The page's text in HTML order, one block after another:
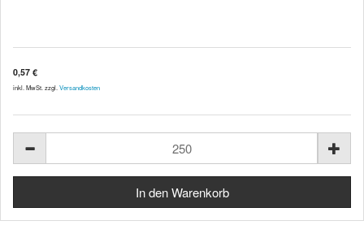
0,57 €
inkl. MwSt. zzgl. Versandkosten